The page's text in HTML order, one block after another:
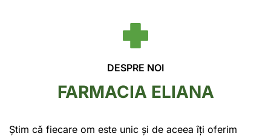
DESPRE NOI
FARMACIA ELIANA
Știm că fiecare om este unic și de aceea îți oferim